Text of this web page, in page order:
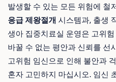
발생할 수 있는 모든 위험에 철
응급 제왕절개 시스템과, 출생
생아 집중치료실 운영은 고위
바꿀 수 없는 평안과 신뢰를 선
고위험 임신으로 인해 불안과
혼자 고민하지 마십시오. 임신